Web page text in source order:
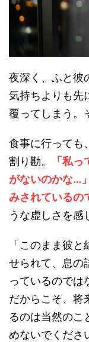
夜深く、ふと彼
気持ちよりも先
覆ってしまう。
食事に行っても
割り勘。
「私
がないのかな…
みされているの
うな虚しさを感
「このまま彼
せられて、息の
っているので
だからこそ、将
るのは当然のこ
めないでくださ